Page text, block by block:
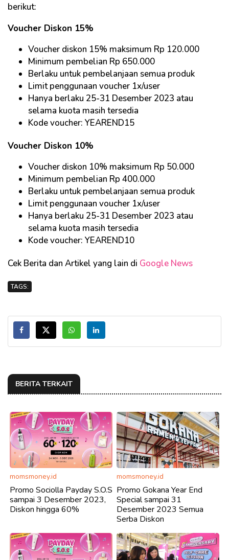
berikut:
Voucher Diskon 15%
Voucher diskon 15% maksimum Rp 120.000
Minimum pembelian Rp 650.000
Berlaku untuk pembelanjaan semua produk
Limit penggunaan voucher 1x/user
Hanya berlaku 25-31 Desember 2023 atau
selama kuota masih tersedia
Kode voucher: YEAREND15
Voucher Diskon 10%
Voucher diskon 10% maksimum Rp 50.000
Minimum pembelian Rp 400.000
Berlaku untuk pembelanjaan semua produk
Limit penggunaan voucher 1x/user
Hanya berlaku 25-31 Desember 2023 atau
selama kuota masih tersedia
Kode voucher: YEAREND10
Cek Berita dan Artikel yang lain di Google News
TAGS:
BERITA TERKAIT
momsmoney.id
Promo Sociolla Payday S.O.S
sampai 3 Desember 2023,
Diskon hingga 60%
momsmoney.id
Promo Gokana Year End
Special sampai 31
Desember 2023 Semua
Serba Diskon